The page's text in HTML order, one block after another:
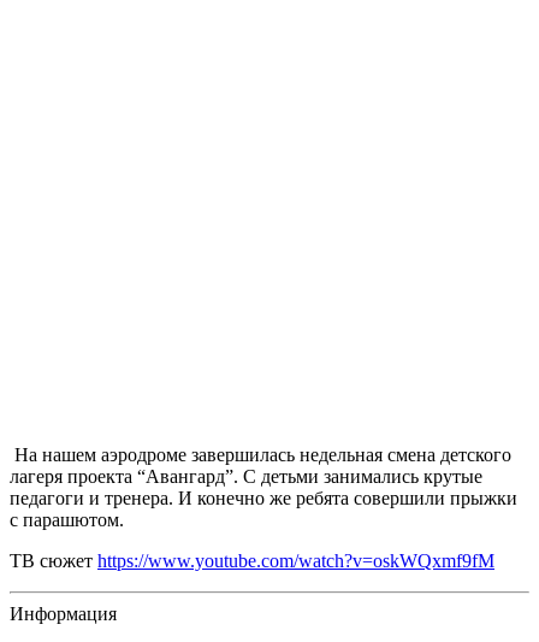
На нашем аэродроме завершилась недельная смена детского
лагеря проекта “Авангард”. С детьми занимались крутые
педагоги и тренера. И конечно же ребята совершили прыжки
с парашютом.
ТВ сюжет https://www.youtube.com/watch?v=oskWQxmf9fM
Информация